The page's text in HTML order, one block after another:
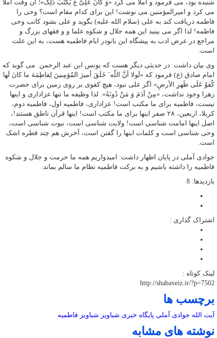
شنیده بود، می فرمود و املا می کرد «وَ کَانَ عَلِیٌّ ع یَکْتُبُ ذَلِکَ»؛ آن وقت املا
می کرد و امیرالمؤمنین می نوشت! این برای کدام مقام است؟ وحی را
فاطمه دریافت کند به علی (سلام الله علیه) بگوید و علی بشود کاتب وحی
فاطمه! لذا اگر می بینید این همه جلال و شکوه علما و و فقهای بزرگ و
مراجع در عرض ادب به پیشگاه این بانودر ایام فاطمیه هست، به این علت
است.
وی بیان داشت: در حدیثی دیگر هست که یونس ابن عبد الرحمن می گوید که
امام صادق (ع) فرمود که «لَولا أنَّ اللّه َ خَلَقَ أمیرَ المُؤمِنینَ لِفاطِمَهَ ما کانَ لَها
کُفوٌ عَلَى ظَهرِ الأرضِ» اگر علی نبود، هیچ کفوی بر روی زمین برای حضرت
زهرا وجود نداشت، «مِنْ آدَمَ وَ مَنْ دُونَهُ». لذا وظیفه ما تنها عزاداری و اینها
نیست، فاطمیه برای ما مکتب است! عزاداری، فاطمیه اول، فاطمیه دوم،
کربلا، اربعین، ۲۸ صفر اینها برای ما مکتب است! اینها قرآن ناطق هستند!،
اصل اینها امامت شناسی است! ولایت شناسی است، نبوت شناسی است،
وحی شناسی است و کلمات اینها را گفتن است، آخرش هم چند قطره اشک
است.
جوادی آملی در پایان اظهار داشت: امیدواریم همه ما حرمت و جلال و شکوه
فاطمیه را داشته باشیم و به برکت فاطمیه نظام ما سالم بماند.
بازدیدها: 8
اشتراک گذاری :
لینک کوتاه :
http://shabaveiz.ir/?p=7502
برچسب ها
آیت الله جوادی آملی پایگاه خبری شباویز شباویز فاطمیه
نوشته های مشابه